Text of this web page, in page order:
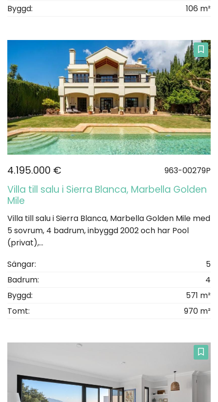
Byggd:
106 m²
4.195.000 € 963-00279P
Villa till salu i Sierra Blanca, Marbella Golden
Mile
Villa till salu i Sierra Blanca, Marbella Golden Mile med
5 sovrum, 4 badrum, inbyggd 2002 och har Pool
(privat),...
Sängar:
5
Badrum:
4
Byggd:
571 m²
Tomt:
970 m²